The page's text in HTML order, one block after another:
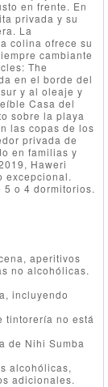
en frente. En
privada y su
La
colina ofrece su
cambiante
The
en el borde del
y al oleaje y
Casa del
sobre la playa
las copas de los
privada de
en familias y
Haweri
excepcional.
o 4 dormitorios.
aperitivos
no alcohólicas.
incluyendo
tintorería no está
de Nihi Sumba
alcohólicas,
adicionales.